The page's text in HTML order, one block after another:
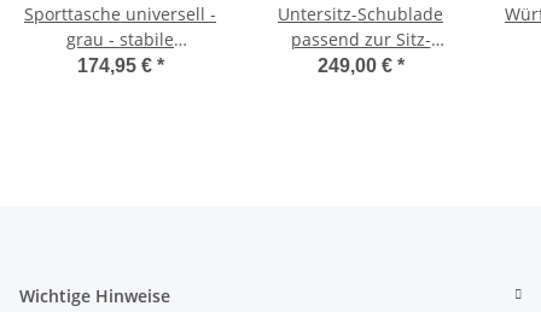
Sporttasche universell -
grau - stabile
Tragetasche für
174,95 € *
Untersitz-Schublade
passend zur Sitz-
Schlafbank SAF42 /
249,00 € *
Wichtige Hinweise